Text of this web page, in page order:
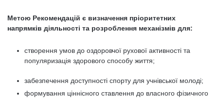
Метою Рекомендацій є визначення пріоритетних
напрямків діяльності та розроблення механізмів для:
створення умов до оздоровчої рухової активності та
популяризація здорового способу життя;
забезпечення доступності спорту для учнівської молоді;
формування ціннісного ставлення до власного фізичного